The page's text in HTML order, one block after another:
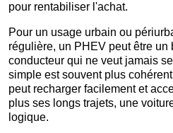
pour rentabiliser l'achat.
Pour un usage urbain ou
régulière, un PHEV peut être un
conducteur qui ne veut jamais
simple est souvent plus
peut recharger facilement et
plus ses longs trajets, une
logique.